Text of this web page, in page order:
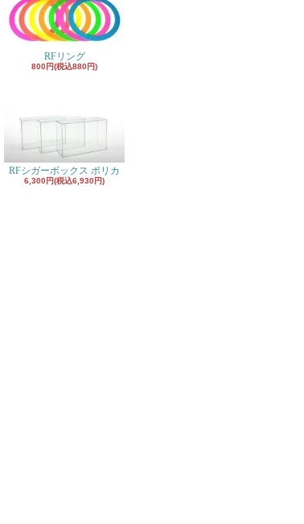
RFリング
800円(税込880円)
RFシガーボックス ポリカ
6,300円(税込6,930円)